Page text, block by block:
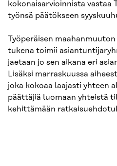
kokonaisarvioinnista vastaa
työnsä päätökseen
Työperäisen
tukena toimii
jaetaan jo sen aikana eri
Lisäksi marraskuussa
joka kokoaa laajasti yhteen
päättäjiä luomaan yhteistä
kehittämään